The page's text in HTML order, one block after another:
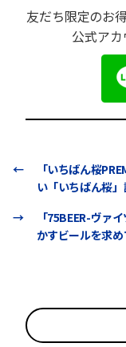
友だち限定のお
公式アカ
←
「いちばん桜
い「いちばん桜
→
「75BEER-ヴァ
かすビールを求め